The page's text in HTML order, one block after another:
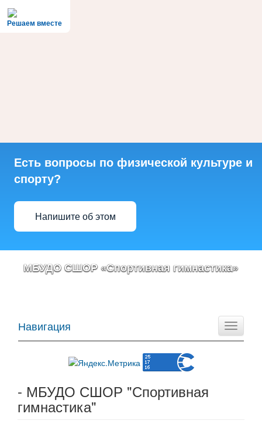
Решаем вместе
Есть вопросы по физической культуре и
спорту?
Напишите об этом
МБУДО СШОР «Спортивная гимнастика»
Toggle
Навигация
- МБУДО СШОР "Спортивная
гимнастика"